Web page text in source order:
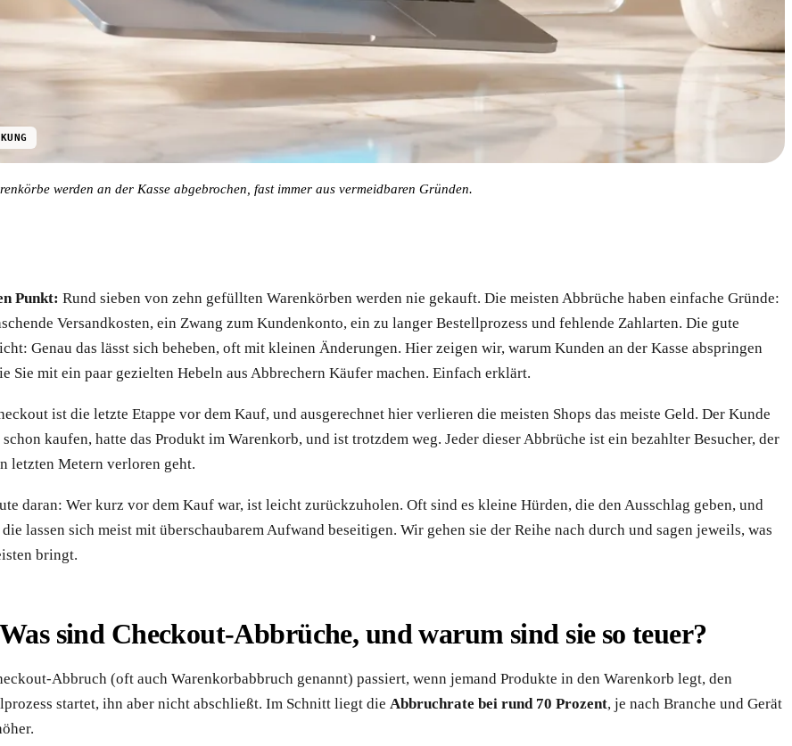
werden an der Kasse abgebrochen, fast immer aus vermeidbaren Gründen.
Punkt: Rund sieben von zehn gefüllten Warenkörben werden nie gekauft. Die meisten Abbrüche haben einfache Gründe:
Versandkosten, ein Zwang zum Kundenkonto, ein zu langer Bestellprozess und fehlende Zahlarten. Die gute
Genau das lässt sich beheben, oft mit kleinen Änderungen. Hier zeigen wir, warum Kunden an der Kasse abspringen
Sie mit ein paar gezielten Hebeln aus Abbrechern Käufer machen. Einfach erklärt.
ist die letzte Etappe vor dem Kauf, und ausgerechnet hier verlieren die meisten Shops das meiste Geld. Der Kunde
kaufen, hatte das Produkt im Warenkorb, und ist trotzdem weg. Jeder dieser Abbrüche ist ein bezahlter Besucher, der
letzten Metern verloren geht.
daran: Wer kurz vor dem Kauf war, ist leicht zurückzuholen. Oft sind es kleine Hürden, die den Ausschlag geben, und
die lassen sich meist mit überschaubarem Aufwand beseitigen. Wir gehen sie der Reihe nach durch und sagen jeweils, was
bringt.
Was sind Checkout-Abbrüche, und warum sind sie so teuer?
Abbruch (oft auch Warenkorbabbruch genannt) passiert, wenn jemand Produkte in den Warenkorb legt, den
startet, ihn aber nicht abschließt. Im Schnitt liegt die Abbruchrate bei rund 70 Prozent, je nach Branche und Gerät